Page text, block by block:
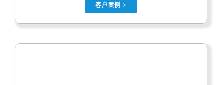
客户案例 >